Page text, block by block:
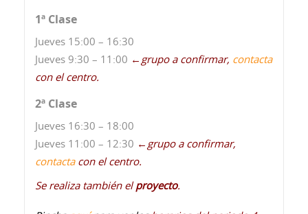
1ª Clase
Jueves 15:00 – 16:30
Jueves 9:30 – 11:00 ← grupo a confirmar, contacta
con el centro.
2ª Clase
Jueves 16:30 – 18:00
Jueves 11:00 – 12:30 ← grupo a confirmar,
contactacon el centro.
Se realiza también elproyecto.